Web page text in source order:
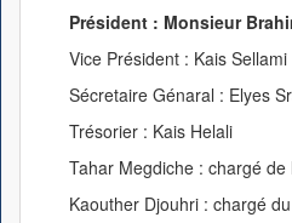
Président : Monsieur
Vice Président : Kais Sellami
Sécretaire Génaral : Elyes
Trésorier : Kais Helali
Tahar Megdiche : chargé
Kaouther Djouhri : chargé